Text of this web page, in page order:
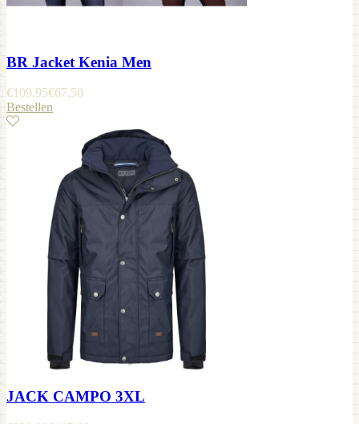
BR Jacket Kenia Men
€109,95€67,50
Bestellen
JACK CAMPO 3XL